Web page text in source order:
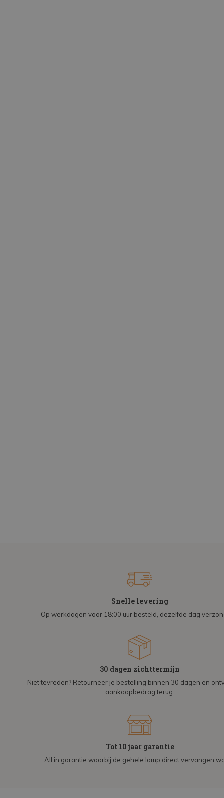
Snelle levering
Op werkdagen voor 18:00 uur besteld, dezelfde dag
30 dagen zichttermijn
Niet tevreden? Retourneer je bestelling binnen 30 dagen en
aankoopbedrag terug.
Tot 10 jaar garantie
All in garantie waarbij de gehele lamp direct vervangen